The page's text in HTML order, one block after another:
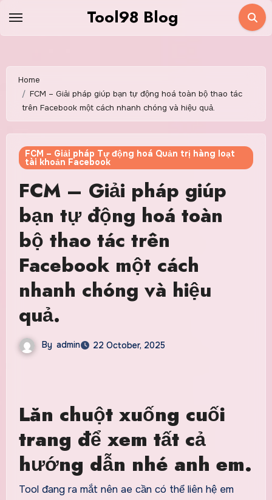
Tool98 Blog
Home
FCM – Giải pháp giúp bạn tự động hoá toàn bộ thao tác
trên Facebook một cách nhanh chóng và hiệu quả.
FCM – Giải pháp Tự động hoá Quản trị hàng loạt
tài khoản Facebook
FCM – Giải pháp giúp
bạn tự động hoá toàn
bộ thao tác trên
Facebook một cách
nhanh chóng và hiệu
quả.
By admin 22 October, 2025
Lăn chuột xuống cuối
trang để xem tất cả
hướng dẫn nhé anh em.
Tool đang ra mắt nên ae cần có thể liên hệ em